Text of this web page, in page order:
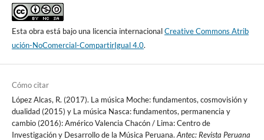
Esta obra está bajo una licencia internacionalCreative Commons Atrib
ución-NoComercial-CompartirIgual 4.0.
Cómo citar
López Alcas, R. (2017). La música Moche: fundamentos, cosmovisión y
dualidad (2015) y La música Nasca: fundamentos, permanencia y
cambio (2016): Américo Valencia Chacón / Lima: Centro de
Investigación y Desarrollo de la Música Peruana. Antec: Revista Peruana